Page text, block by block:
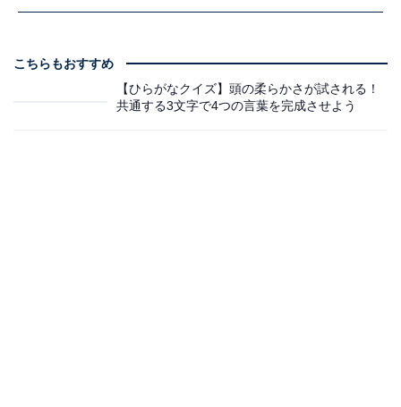
こちらもおすすめ
【ひらがなクイズ】頭の柔らかさが試される！
共通する3文字で4つの言葉を完成させよう